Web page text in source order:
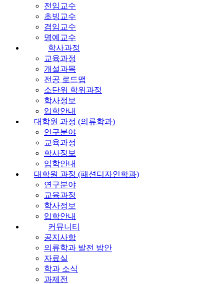
전임교수
초빙교수
겸임교수
명예교수
학사과정
교육과정
개설과목
전공 로드맵
소단위 학위과정
학사정보
입학안내
대학원 과정 (의류학과)
연구분야
교육과정
학사정보
입학안내
대학원 과정 (패션디자인학과)
연구분야
교육과정
학사정보
입학안내
커뮤니티
공지사항
의류학과 발전 방안
자료실
학과 소식
과제전